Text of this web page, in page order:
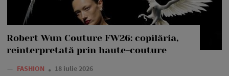
Robert Wun Couture FW26: copilăria,
reinterpretată prin haute-couture
— FASHION 18 iulie 2026